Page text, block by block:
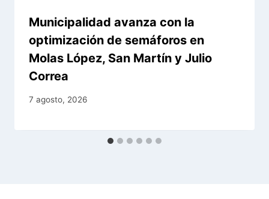
Municipalidad avanza con la
optimización de semáforos en
Molas López, San Martín y Julio
Correa
7 agosto, 2026